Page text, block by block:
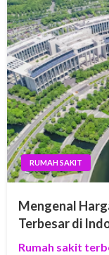
RUMAH SAKIT
Mengenal
Terbesar di
Rumah sakit